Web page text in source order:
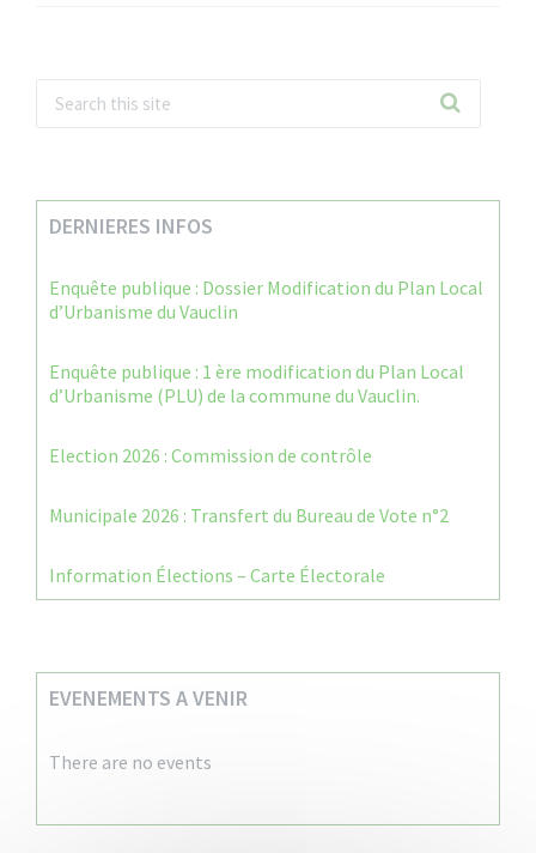
DERNIERES INFOS
Enquête publique : Dossier Modification du Plan Local
d’Urbanisme du Vauclin
Enquête publique : 1 ère modification du Plan Local
d’Urbanisme (PLU) de la commune du Vauclin.
Election 2026 : Commission de contrôle
Municipale 2026 : Transfert du Bureau de Vote n°2
Information Élections – Carte Électorale
EVENEMENTS A VENIR
There are no events